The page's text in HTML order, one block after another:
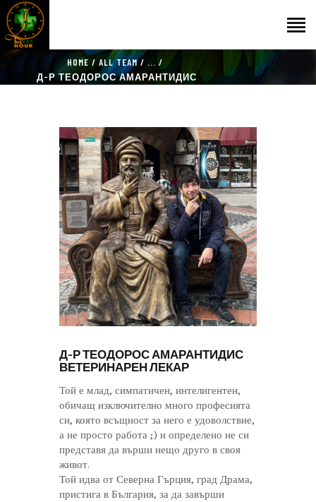
HOME ALL TEAM
...
Д-Р ТЕОДОРОС АМАРАНТИДИС
ЕКИП
КАТАЛОГ
THE VET HOUR
БЛОГ
КОНТАКТ
Д-Р ТЕОДОРОС АМАРАНТИДИС
ВЕТЕРИНАРЕН ЛЕКАР
Той е млад, симпатичен, интелигентен,
обичащ изключително много професията
си, която всъщност за него е удоволствие,
а не просто работа ;) и определено не си
представя да върши нещо друго в своя
живот.
Той идва от Северна Гърция, град Драма,
пристига в България, за да завърши